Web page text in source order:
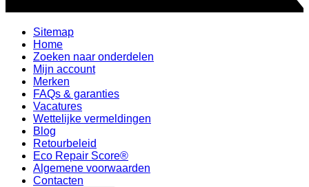
Sitemap
Home
Zoeken naar onderdelen
Mijn account
Merken
FAQs & garanties
Vacatures
Wettelijke vermeldingen
Blog
Retourbeleid
Eco Repair Score®
Algemene voorwaarden
Contacten